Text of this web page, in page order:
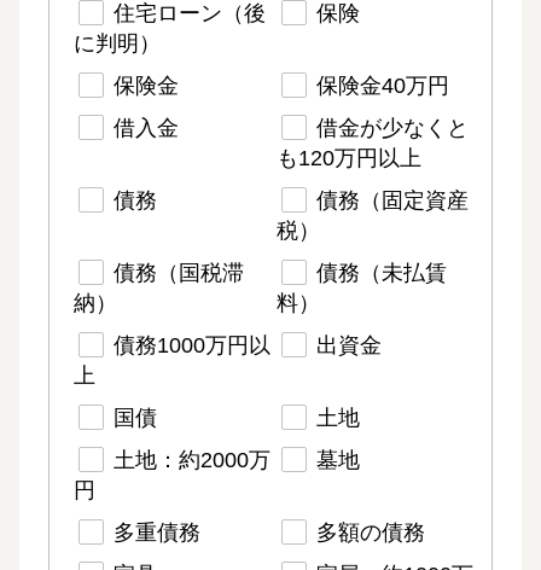
住宅ローン（後
に判明）
保険
保険金
保険金40万円
借入金
借金が少なくと
も120万円以上
債務
債務（固定資産
税）
債務（国税滞
納）
債務（未払賃
料）
債務1000万円以
上
出資金
国債
土地
土地：約2000万
円
墓地
多重債務
多額の債務